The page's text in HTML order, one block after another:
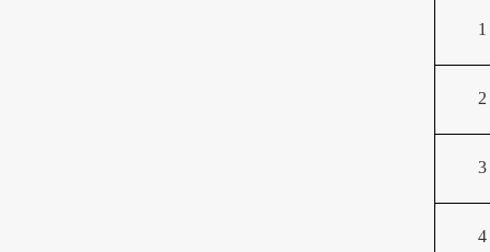
1
2
3
4